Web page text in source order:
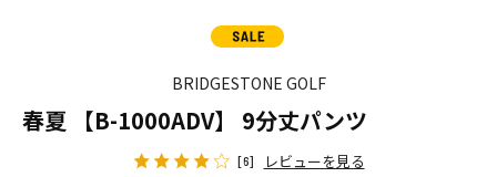
BRIDGESTONE GOLF
春夏 【B-1000ADV】 9分丈パンツ
[6] レビューを見る